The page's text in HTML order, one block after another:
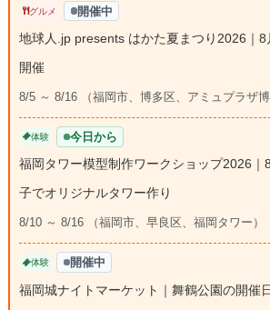
グルメ 開催中
地球人.jp presents はかた夏まつり2026｜
開催
8/5 ～ 8/16 （福岡市、博多区、アミュプラザ博
体験 今日から
福岡タワー模型制作ワークショップ2026｜
子でオリジナルタワー作り
8/10 ～ 8/16 （福岡市、早良区、福岡タワー）
体験 開催中
福岡城ナイトマーケット｜舞鶴公園の開催